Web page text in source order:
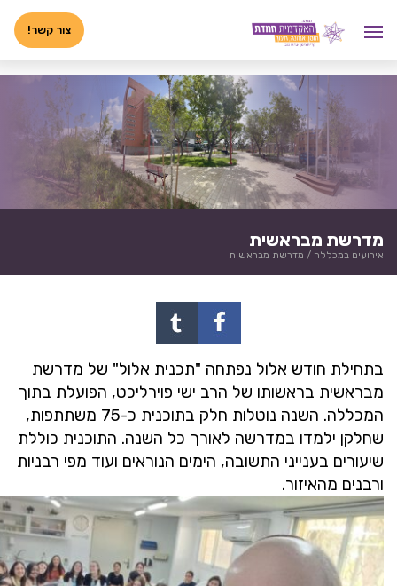
צור קשר!
מדרשת מבראשית
אירועים במכללה / מדרשת מבראשית
בתחילת חודש אלול נפתחה "תכנית אלול" של מדרשת
מבראשית בראשותו של הרב ישי פוירליכט, הפועלת בתוך
המכללה. השנה נוטלות חלק בתוכנית כ-75 משתתפות,
שחלקן ילמדו במדרשה לאורך כל השנה. התוכנית כוללת
שיעורים בענייני התשובה, הימים הנוראים ועוד מפי רבניות
ורבנים מהאיזור.